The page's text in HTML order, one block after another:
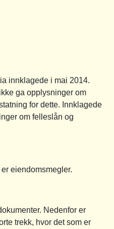
innklagede i mai 2014.
ga opplysninger om
for dette. Innklagede
om felleslån og
eiendomsmegler.
Nedenfor er
trekk, hvor det som er